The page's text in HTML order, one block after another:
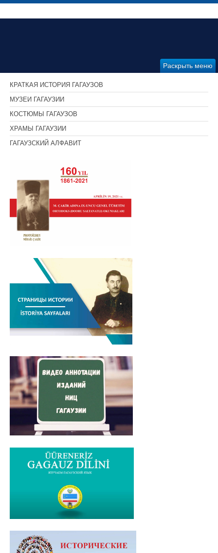
Раскрыть меню
КРАТКАЯ ИСТОРИЯ ГАГАУЗОВ
МУЗЕИ ГАГАУЗИИ
КОСТЮМЫ ГАГАУЗОВ
ХРАМЫ ГАГАУЗИИ
ГАГАУЗСКИЙ АЛФАВИТ